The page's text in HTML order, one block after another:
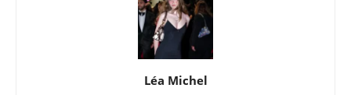
Léa Michel